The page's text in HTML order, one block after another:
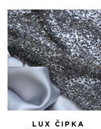
LUX ČIPKA